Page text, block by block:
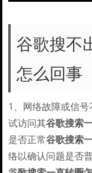
谷歌搜不
怎么回事
1、网络故障或信
试访问其谷歌搜索
是否正常谷歌搜索
络以确认问题是否